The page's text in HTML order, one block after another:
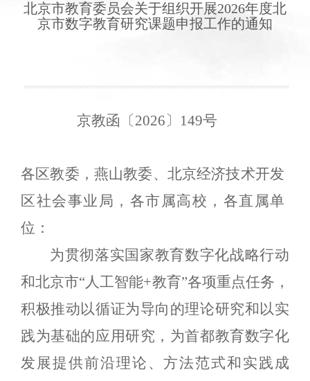
北京市教育委员会关于组织开展2026年度北
京市数字教育研究课题申报工作的通知
京教函〔2026〕149号
各区教委，燕山教委、北京经济技术开发
区社会事业局，各市属高校，各直属单
位：
为贯彻落实国家教育数字化战略行动
和北京市“人工智能+教育”各项重点任务，
积极推动以循证为导向的理论研究和以实
践为基础的应用研究，为首都教育数字化
发展提供前沿理论、方法范式和实践成